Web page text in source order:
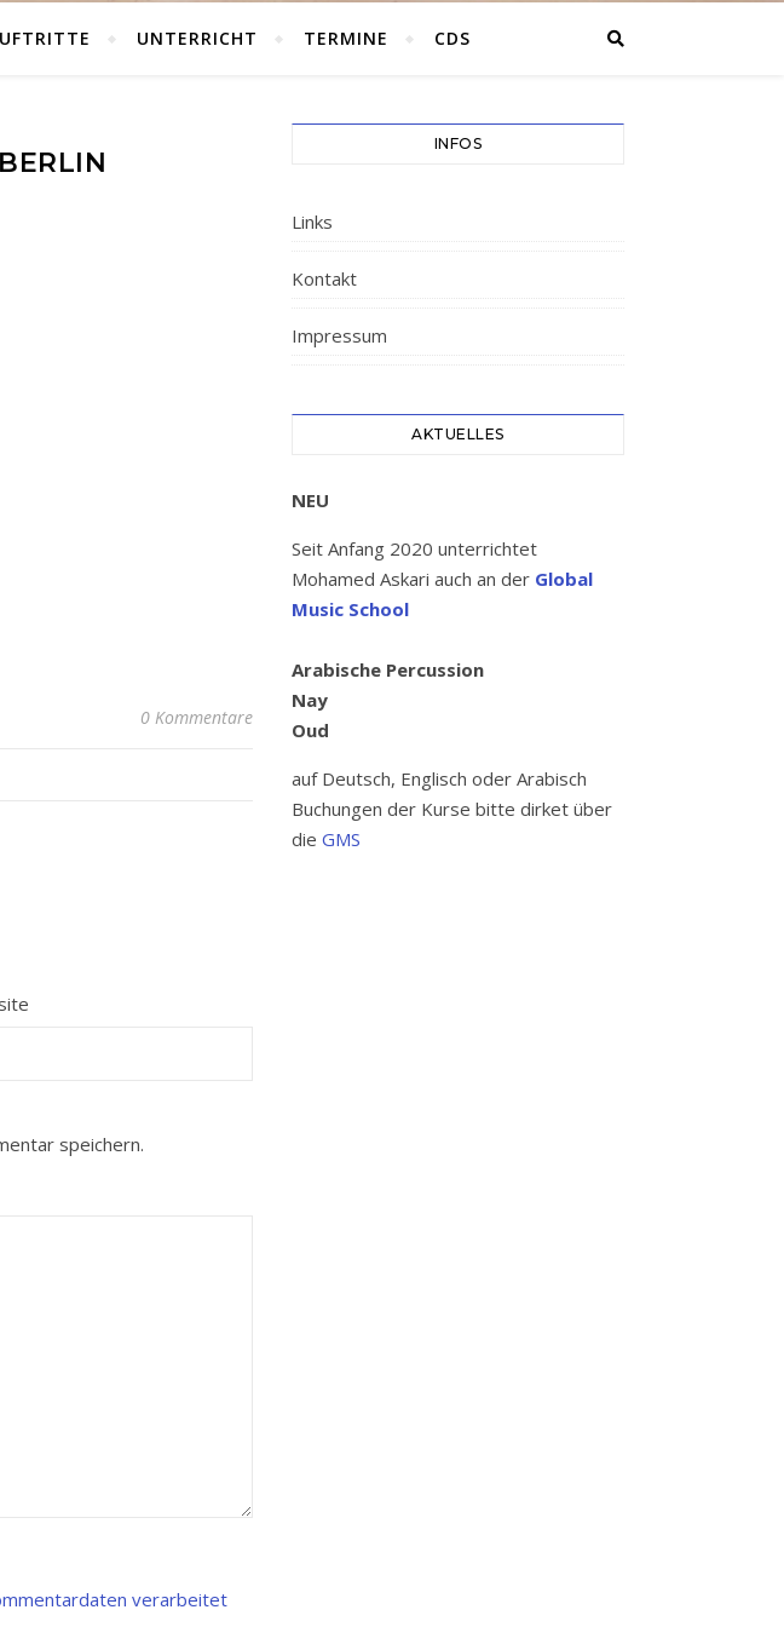
UNTERRICHT TERMINE CDS
0 Kommentare
speichern.
verarbeitet
INFOS
Links
Kontakt
Impressum
AKTUELLES
NEU
Seit Anfang 2020 unterrichtet
Mohamed Askari auch an der Global
Music School
Arabische Percussion
Nay
Oud
auf Deutsch, Englisch oder Arabisch
Buchungen der Kurse bitte dirket über
die GMS